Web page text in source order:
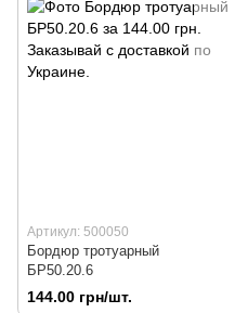
Артикул: 500050
Бордюр тротуарный
БР50.20.6
144.00 грн/шт.